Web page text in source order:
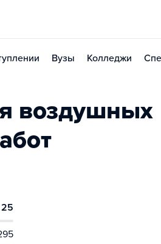
Вузы Колледжи
воздушных
25